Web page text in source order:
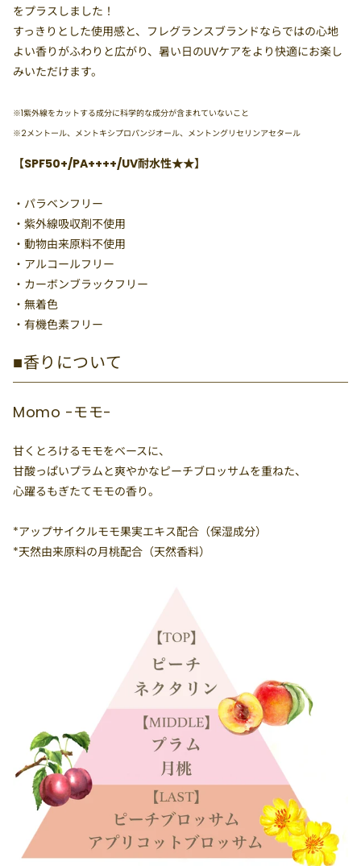
をプラスしました！
すっきりとした使用感と、フレグランスブランドならではの心地
よい香りがふわりと広がり、暑い日のUVケアをより快適にお楽し
みいただけます。
※1紫外線をカットする成分に科学的な成分が含まれていないこと
※2メントール、メントキシプロパンジオール、メントングリセリンアセタール
【SPF50+/PA++++/UV耐水性★★】
・パラベンフリー
・紫外線吸収剤不使用
・動物由来原料不使用
・アルコールフリー
・カーボンブラックフリー
・無着色
・有機色素フリー
■香りについて
Momo -モモ-
甘くとろけるモモをベースに、
甘酸っぱいプラムと爽やかなピーチブロッサムを重ねた、
心躍るもぎたてモモの香り。
*アップサイクルモモ果実エキス配合（保湿成分）
*天然由来原料の月桃配合（天然香料）